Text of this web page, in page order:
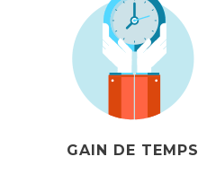
GAIN DE TEMPS